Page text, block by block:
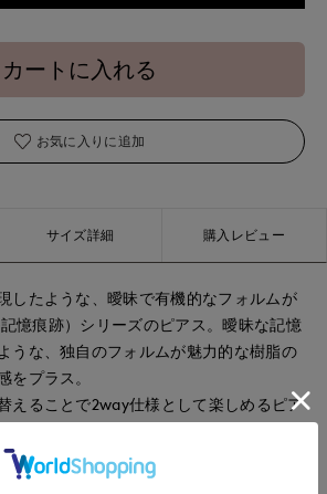
カートに入れる
お気に入りに追加
サイズ詳細 購入レビュー
したような、曖昧で有機的なフォルムが
憶痕跡）シリーズのピアス。曖昧な記憶
うな、独自のフォルムが魅力的な樹脂の
をプラス。
えることで2way仕様として楽しめるピア
、形に多少の個体差がございます。